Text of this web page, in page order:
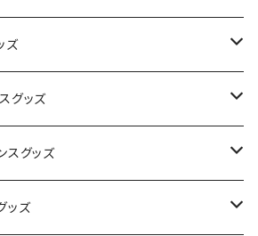
ズ
グッズ
スグッズ
ッズ